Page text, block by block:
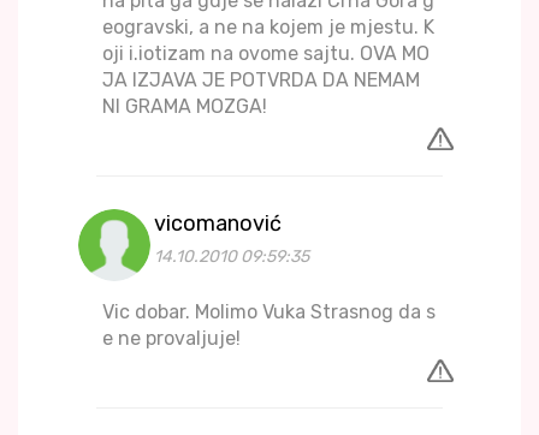
eogravski, a ne na kojem je mjestu. K
oji i.iotizam na ovome sajtu. OVA MO
JA IZJAVA JE POTVRDA DA NEMAM
NI GRAMA MOZGA!
vicomanović
14.10.2010 09:59:35
Vic dobar. Molimo Vuka Strasnog da s
e ne provaljuje!